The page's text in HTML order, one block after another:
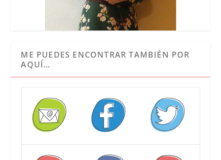
ME PUEDES ENCONTRAR TAMBIÉN POR
AQUÍ…